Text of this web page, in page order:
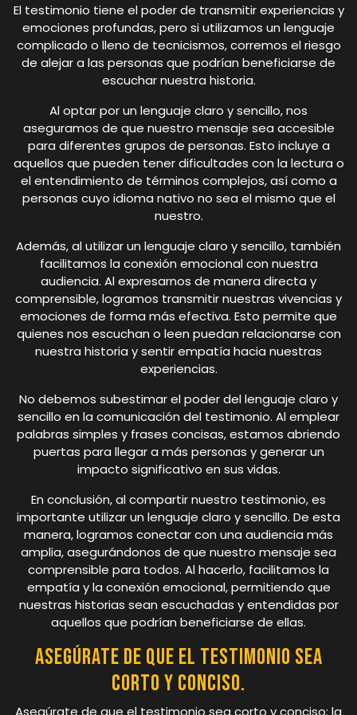
El testimonio tiene el poder de transmitir experiencias y
emociones profundas, pero si utilizamos un lenguaje
complicado o lleno de tecnicismos, corremos el riesgo
de alejar a las personas que podrían beneficiarse de
escuchar nuestra historia.
Al optar por un lenguaje claro y sencillo, nos
aseguramos de que nuestro mensaje sea accesible
para diferentes grupos de personas. Esto incluye a
aquellos que pueden tener dificultades con la lectura o
el entendimiento de términos complejos, así como a
personas cuyo idioma nativo no sea el mismo que el
nuestro.
Además, al utilizar un lenguaje claro y sencillo, también
facilitamos la conexión emocional con nuestra
audiencia. Al expresarnos de manera directa y
comprensible, logramos transmitir nuestras vivencias y
emociones de forma más efectiva. Esto permite que
quienes nos escuchan o leen puedan relacionarse con
nuestra historia y sentir empatía hacia nuestras
experiencias.
No debemos subestimar el poder del lenguaje claro y
sencillo en la comunicación del testimonio. Al emplear
palabras simples y frases concisas, estamos abriendo
puertas para llegar a más personas y generar un
impacto significativo en sus vidas.
En conclusión, al compartir nuestro testimonio, es
importante utilizar un lenguaje claro y sencillo. De esta
manera, logramos conectar con una audiencia más
amplia, asegurándonos de que nuestro mensaje sea
comprensible para todos. Al hacerlo, facilitamos la
empatía y la conexión emocional, permitiendo que
nuestras historias sean escuchadas y entendidas por
aquellos que podrían beneficiarse de ellas.
Asegúrate de que el testimonio sea
corto y conciso.
Asegúrate de que el testimonio sea corto y conciso: la